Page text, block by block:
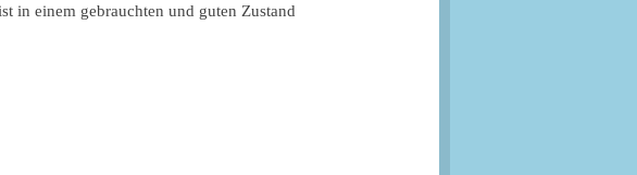
in einem gebrauchten und guten Zustand